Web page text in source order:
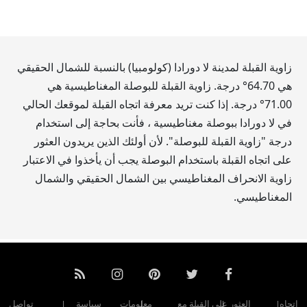
زاوية القبلة لمدينة لا دورادا (كولومبيا) بالنسبة للشمال الحقيقي
هي64.70° درجة. زاوية القبلة للبوصلة المغناطيسية هي
71.00° درجة. إذا كنت تريد معرفة اتجاه القبلة لموقعك الحالي
في لا دورادا ببوصلة مغناطيسية ، فأنت بحاجة إلى استخدام
درجة "زاوية القبلة للبوصلة". لأن أولئك الذين يريدون العثور
على اتجاه القبلة باستخدام البوصلة يجب أن يأخذوا في الاعتبار
زاوية الانحراف المغناطيسي بين الشمال الحقيقي والشمال
المغناطيسي.
اتجاه العثور على القبلة مع معلومات سياسة تواصل